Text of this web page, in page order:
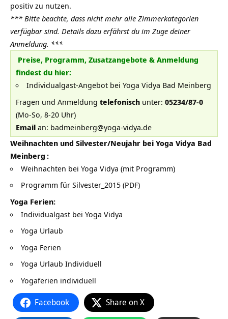
positiv zu nutzen.
*** Bitte beachte, dass nicht mehr alle Zimmerkategorien
verfügbar sind. Details dazu erfährst du im Zuge deiner
Anmeldung. ***
Preise, Programm, Zusatzangebote & Anmeldung
findest du hier:
Individualgast-Angebot bei Yoga Vidya Bad Meinberg
Fragen und Anmeldung telefonisch unter: 05234/87-0
(Mo-So, 8-20 Uhr)
Email an: badmeinberg@yoga-vidya.de
Weihnachten und Silvester/Neujahr bei Yoga Vidya Bad
Meinberg :
Weihnachten bei Yoga Vidya (mit Programm)
Programm für Silvester_2015 (PDF)
Yoga Ferien:
Individualgast bei Yoga Vidya
Yoga Urlaub
Yoga Ferien
Yoga Urlaub Individuell
Yogaferien individuell
Facebook Share on X